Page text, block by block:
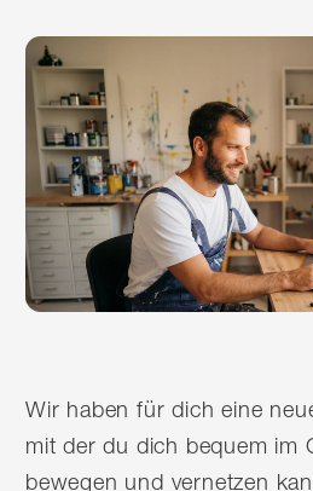
Wir haben für dich eine
mit der du dich bequem im
bewegen und vernetzen